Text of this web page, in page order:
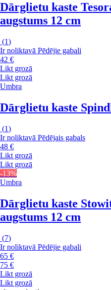
Dārglietu kaste
augstums 12 cm
(1)
Ir noliktavā Pēdējie gabali
42 €
Likt grozā
Likt grozā
Umbra
Dārglietu kaste
(1)
Ir noliktavā Pēdējais gabals
48 €
Likt grozā
Likt grozā
-13%
Umbra
Dārglietu kaste
augstums 12 cm
(7)
Ir noliktavā Pēdējie gabali
65 €
75 €
Likt grozā
Likt grozā